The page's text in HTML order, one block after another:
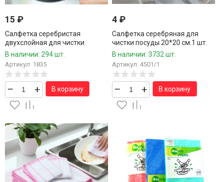
15 ₽
Салфетка серебристая
двухслойная для чистки
посуды 20*20 1 шт.
В наличии: 294 шт.
Артикул: 1835
– + В корзину
4₽
Салфетка серебряная для
чистки посуды 20*20 см.1 шт.
В наличии: 3732 шт.
Артикул: 4501/1
– + В корзину